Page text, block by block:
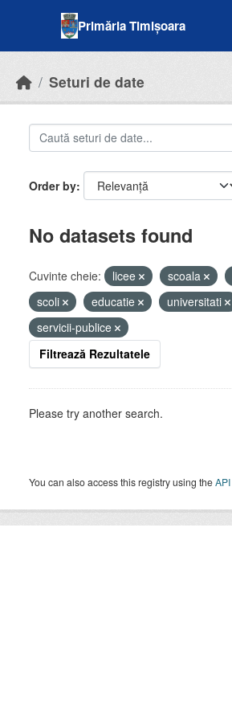
Primăria Timișoara
Seturi de date
Order by
No datasets found
Cuvinte cheie: licee scoala
scoli
educatie universitati
servicii-publice
Filtrează Rezultatele
Please try another search.
You can also access this registry using theAPI